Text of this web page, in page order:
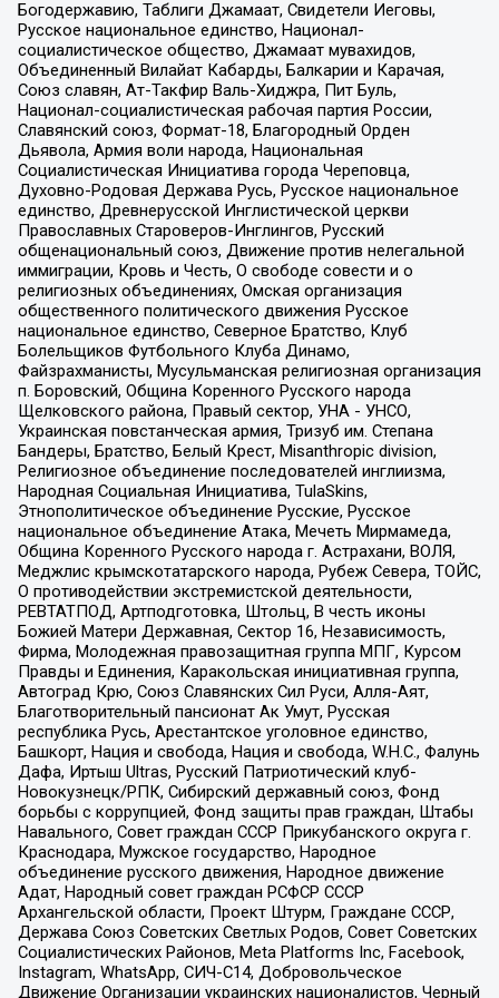
Богодержавию, Таблиги Джамаат, Свидетели Иеговы,
Русское национальное единство, Национал-
социалистическое общество, Джамаат мувахидов,
Объединенный Вилайат Кабарды, Балкарии и Карачая,
Союз славян, Ат-Такфир Валь-Хиджра, Пит Буль,
Национал-социалистическая рабочая партия России,
Славянский союз, Формат-18, Благородный Орден
Дьявола, Армия воли народа, Национальная
Социалистическая Инициатива города Череповца,
Духовно-Родовая Держава Русь, Русское национальное
единство, Древнерусской Инглистической церкви
Православных Староверов-Инглингов, Русский
общенациональный союз, Движение против нелегальной
иммиграции, Кровь и Честь, О свободе совести и о
религиозных объединениях, Омская организация
общественного политического движения Русское
национальное единство, Северное Братство, Клуб
Болельщиков Футбольного Клуба Динамо,
Файзрахманисты, Мусульманская религиозная организация
п. Боровский, Община Коренного Русского народа
Щелковского района, Правый сектор, УНА - УНСО,
Украинская повстанческая армия, Тризуб им. Степана
Бандеры, Братство, Белый Крест, Misanthropic division,
Религиозное объединение последователей инглиизма,
Народная Социальная Инициатива, TulaSkins,
Этнополитическое объединение Русские, Русское
национальное объединение Атака, Мечеть Мирмамеда,
Община Коренного Русского народа г. Астрахани, ВОЛЯ,
Меджлис крымскотатарского народа, Рубеж Севера, ТОЙС,
О противодействии экстремистской деятельности,
РЕВТАТПОД, Артподготовка, Штольц, В честь иконы
Божией Матери Державная, Сектор 16, Независимость,
Фирма, Молодежная правозащитная группа МПГ, Курсом
Правды и Единения, Каракольская инициативная группа,
Автоград Крю, Союз Славянских Сил Руси, Алля-Аят,
Благотворительный пансионат Ак Умут, Русская
республика Русь, Арестантское уголовное единство,
Башкорт, Нация и свобода, Нация и свобода, W.H.С., Фалунь
Дафа, Иртыш Ultras, Русский Патриотический клуб-
Новокузнецк/РПК, Сибирский державный союз, Фонд
борьбы с коррупцией, Фонд защиты прав граждан, Штабы
Навального, Совет граждан СССР Прикубанского округа г.
Краснодара, Мужское государство, Народное
объединение русского движения, Народное движение
Адат, Народный совет граждан РСФСР СССР
Архангельской области, Проект Штурм, Граждане СССР,
Держава Союз Советских Светлых Родов, Совет Советских
Социалистических Районов, Meta Platforms Inc, Facebook,
Instagram, WhatsApp, СИЧ-С14, Добровольческое
Движение Организации украинских националистов, Черный